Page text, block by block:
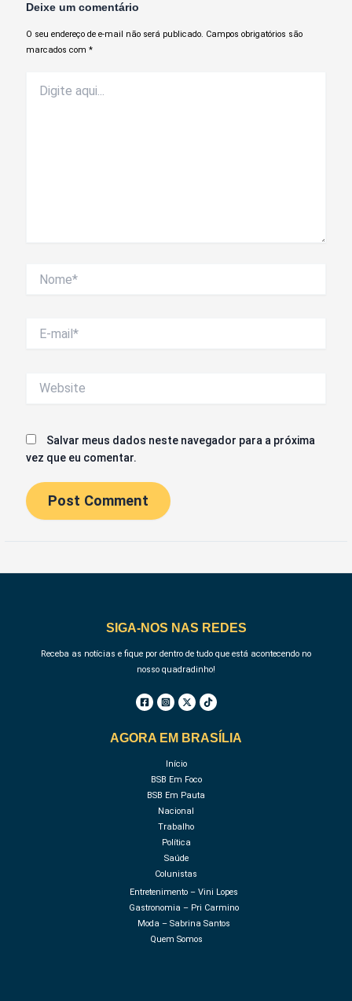
Deixe um comentário
O seu endereço de e-mail não será publicado. Campos obrigatórios são
marcados com*
aqui...
mail*
Salvar meus dados neste navegador para a próxima
vez que eu comentar.
SIGA-NOS NAS REDES
Receba as notícias e fique por dentro de tudo que está acontecendo no
nosso quadradinho!
AGORA EM BRASÍLIA
Início
BSB Em Foco
BSB Em Pauta
Nacional
Trabalho
Política
Saúde
Colunistas
Entretenimento – Vini Lopes
Gastronomia – Pri Carmino
Moda – Sabrina Santos
Quem Somos